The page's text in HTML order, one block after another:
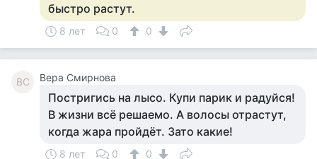
быстро растут.
8 лет 0 0
ВС Вера Смирнова
Постригись на лысо. Купи парик и радуйся!
В жизни всё решаемо. А волосы отрастут,
когда жара пройдёт. Зато какие!
8 лет 0 0